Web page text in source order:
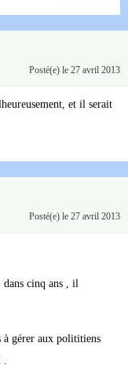
Posté(e) le 27 avril 2013
et il serait
Posté(e) le 27 avril 2013
cinq ans , il
gérer aux polititiens
.